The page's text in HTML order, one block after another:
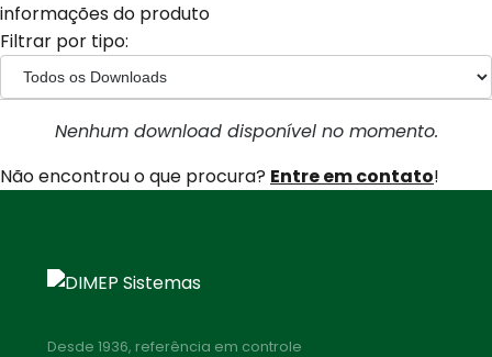
informações do produto
Filtrar por tipo:
Nenhum download disponível no momento.
Não encontrou o que procura? Entre em contato!
Desde 1936, referência em controle